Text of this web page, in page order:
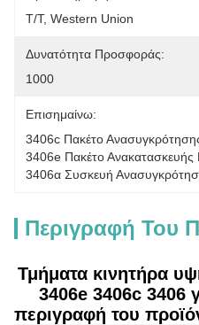
T/T, Western Union
Δυνατότητα Προσφοράς:
1000
Επισημαίνω:
3406c Πακέτο
3406e Πακέτο Ανακατασκευής
3406α Συσκευή
Περιγραφή Του
Τμήματα κινητήρα
3406e 3406c 3406
περιγραφή του